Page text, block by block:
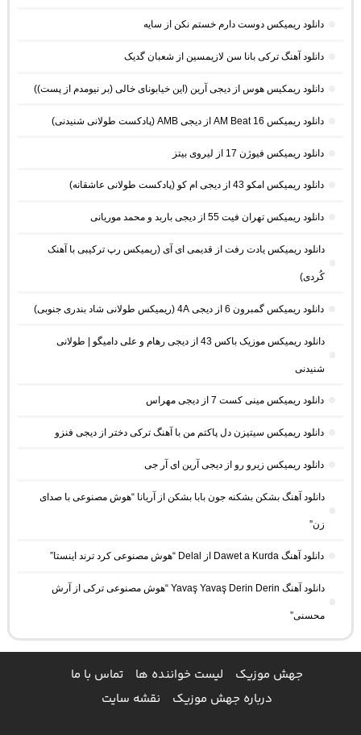
دانلود ریمیکس دوست دارم خستم نکن از سایه
دانلود آهنگ ترکی بانا سن لازیمسین از شعبان گدیک
دانلود ریمکیس هوس از دیجی آرین (این خیابونای خالی (بر نیومدم از پست))
دانلود ریمیکس AM Beat 16 از دیجی AMB (پادکست طولانی شنیدنی)
دانلود ریمیکس فیوژن 17 از لیروی بیتز
دانلود ریمیکس امکو 43 از دیجی ام کو (پادکست طولانی عاشقانه)
دانلود ریمیکس تهران فیت 55 از دیجی باربد و محمد موریانی
دانلود ریمیکس یادت رفت از قدیمی ای آی (ریمیکس رپ ترکیبی با آهنک
کُردی)
دانلود ریمیکس گمبرون 6 از دیجی 4A (ریمیکس طولانی شاد بندری جنوبی)
دانلود ریمیکس موزیک باکس 43 از دیجی رهام و علی دامیگو | طولانی
شنیدنی
دانلود ریمیکس مینی کست 7 از دیجی مهراس
دانلود ریمیکس سیتیزن دل پاکتم من با آهنگ ترکی دختر از دیجی فنزو
دانلود ریمیکس زیرو رو از دیجی آرین ای آر جی
دانلود آهنگ بشکن بشکنه جون بابا بشکن از آریانا “هوش مصنوعی با صدای
زن”
دانلود آهنگ Dawet a Kurda از Delal “هوش مصنوعی کرد ترند اینستا”
دانلود آهنگ Yavaş Yavaş Derin Derin “هوش مصنوعی ترکی از آرش
محسنی”
جهش موزیک لیست خواننده ها
تماس با ما
درباره جهش موزیک
نقشه سایت